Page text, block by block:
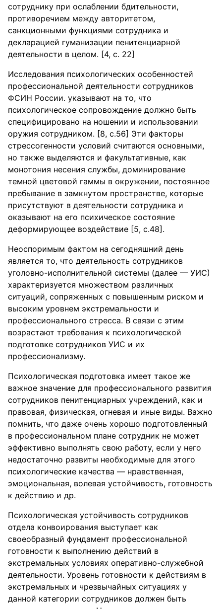
сотруднику при ослаблении бдительности,
противоречием между авторитетом,
санкционными функциями сотрудника и
декларацией гуманизации пенитенциарной
деятельности в целом. [4, с. 22]
Исследования психологических особенностей
профессиональной деятельности сотрудников
ФСИН России. указывают на то, что
психологическое сопровождение должно быть
специфицировано на ношении и использовании
оружия сотрудником. [8, с.56] Эти факторы
стрессогенности условий считаются основными,
но также выделяются и факультативные, как
монотония несения службы, доминирование
темной цветовой гаммы в окружении, постоянное
пребывание в замкнутом пространстве, которые
присутствуют в деятельности сотрудника и
оказывают на его психическое состояние
деформирующее воздействие [5, с.48].
Неоспоримым фактом на сегодняшний день
является то, что деятельность сотрудников
уголовно-исполнительной системы (далее — УИС)
характеризуется множеством различных
ситуаций, сопряженных с повышенным риском и
высоким уровнем экстремальности и
профессионального стресса. В связи с этим
возрастают требования к психологической
подготовке сотрудников УИС и их
профессионализму.
Психологическая подготовка имеет такое же
важное значение для профессионального развития
сотрудников пенитенциарных учреждений, как и
правовая, физическая, огневая и иные виды. Важно
помнить, что даже очень хорошо подготовленный
в профессиональном плане сотрудник не может
эффективно выполнять свою работу, если у него
недостаточно развиты необходимые для этого
психологические качества — нравственная,
эмоциональная, волевая устойчивость, готовность
к действию и др.
Психологическая устойчивость сотрудников
отдела конвоирования выступает как
своеобразный фундамент профессиональной
готовности к выполнению действий в
экстремальных условиях оперативно-служебной
деятельности. Уровень готовности к действиям в
экстремальных и чрезвычайных ситуациях у
данной категории сотрудников должен быть